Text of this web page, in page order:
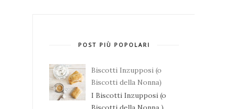
POST PIÙ POPOLARI
Biscotti Inzupposi (o
Biscotti della Nonna)
I Biscotti Inzupposi (o